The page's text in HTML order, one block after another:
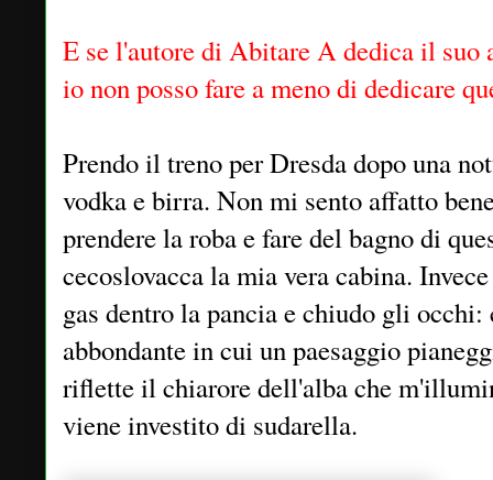
E se l'autore di Abitare A dedica il suo
io non posso fare a meno di dedicare
Prendo il treno per Dresda dopo una
vodka e birra. Non mi sento affatto
prendere la roba e fare del bagno di
cecoslovacca la mia vera cabina.
gas dentro la pancia e chiudo gli
abbondante in cui un paesaggio
riflette il chiarore dell'alba che
viene investito di sudarella.